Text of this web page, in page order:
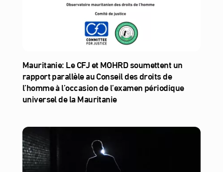
Mauritanie: Le CFJ et MOHRD soumettent un
rapport parallèle au Conseil des droits de
l’homme à l’occasion de l’examen périodique
universel de la Mauritanie